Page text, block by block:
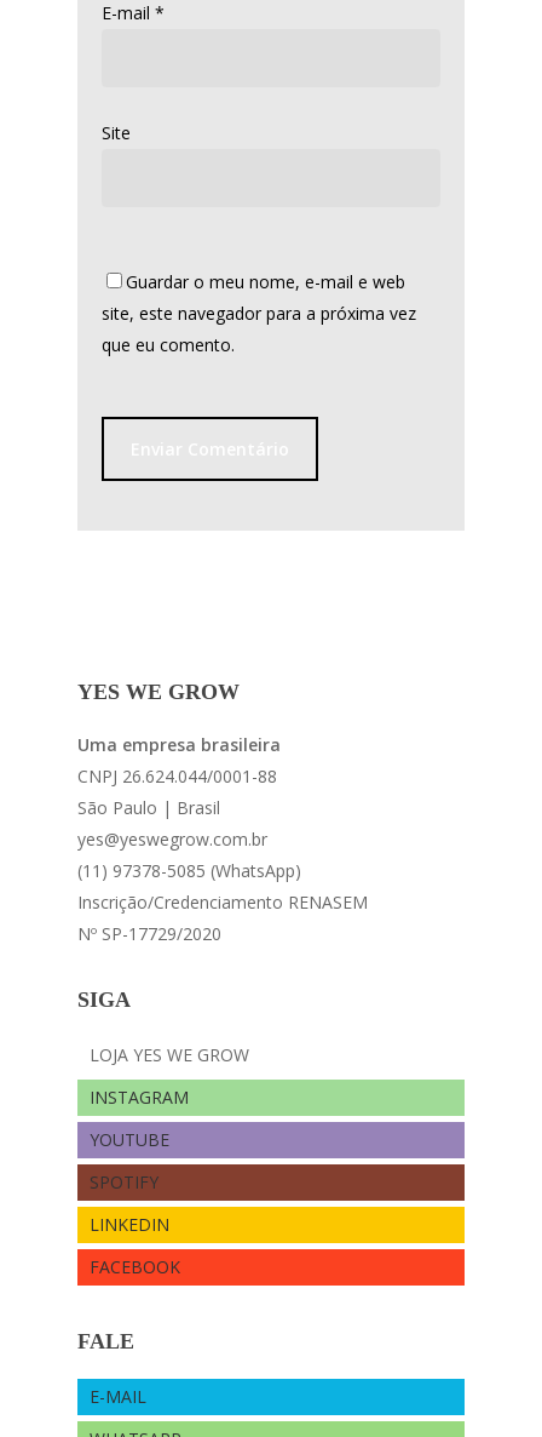
E-mail *
Site
Guardar o meu nome, e-mail e web
site, este navegador para a próxima vez
que eu comento.
YES WE GROW
Uma empresa brasileira
CNPJ 26.624.044/0001-88
São Paulo | Brasil
yes@yeswegrow.com.br
(11) 97378-5085 (WhatsApp)
Inscrição/Credenciamento RENASEM
Nº SP-17729/2020
SIGA
LOJA YES WE GROW
INSTAGRAM
YOUTUBE
SPOTIFY
LINKEDIN
FACEBOOK
FALE
E-MAIL